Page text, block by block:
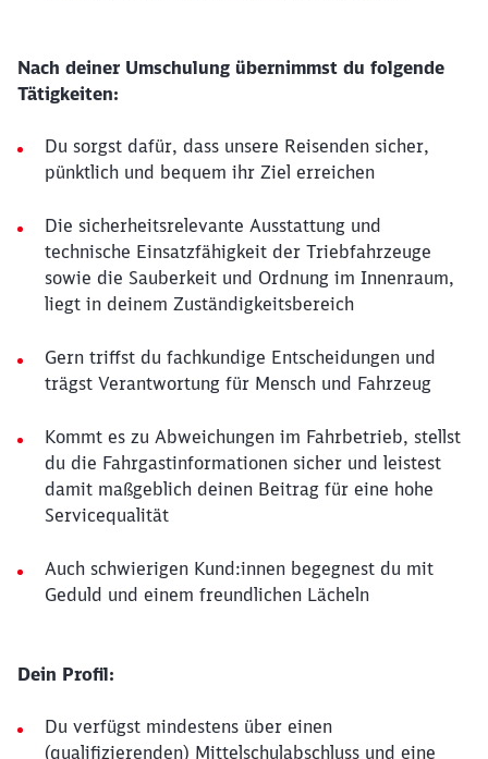
Nach deiner Umschulung übernimmst du folgende
Tätigkeiten:
Du sorgst dafür, dass unsere Reisenden sicher,
pünktlich und bequem ihr Ziel erreichen
Die sicherheitsrelevante Ausstattung und
technische Einsatzfähigkeit der Triebfahrzeuge
sowie die Sauberkeit und Ordnung im Innenraum,
liegt in deinem Zuständigkeitsbereich
Gern triffst du fachkundige Entscheidungen und
trägst Verantwortung für Mensch und Fahrzeug
Kommt es zu Abweichungen im Fahrbetrieb, stellst
du die Fahrgastinformationen sicher und leistest
damit maßgeblich deinen Beitrag für eine hohe
Servicequalität
Auch schwierigen Kund:innen begegnest du mit
Geduld und einem freundlichen Lächeln
Dein Profil:
Du verfügst mindestens über einen
(qualifizierenden) Mittelschulabschluss und eine